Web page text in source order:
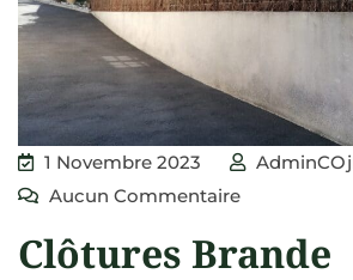
1 Novembre 2023
Aucun Commentaire
Clôtures Brande